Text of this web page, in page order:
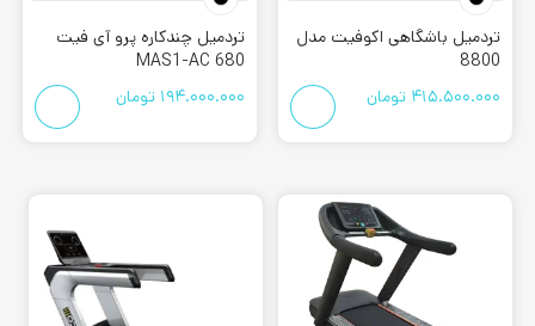
مدل هایی از تردمیل های خانگی در فروشگاه
می باشند که دارای همچین موتوری هستند. البته ما، با بررسی این
دستگاه ها و گرفتن نظر از کارشناسان توانستیم کارایی و دوام آن ها
را بررسی کنیم. همان طور که قبل تر گفتیم استفاده از این نوع
فروشگاه تخصصی تردمیل
آیا قصد خریدتردمیل موتور AC
باشگاهی را دارید؟ و یا به دلیل
وزن یا جمعیت زیاد خانواده به دنبال تردمیل خانگی، اما با موتور
تردمیل باشگاهی اکوفیت مدل
8800
415.500.000 تومان
تردمیل چندکاره پرو آی فیت
MAS1-AC 680
194.000.000 تومان